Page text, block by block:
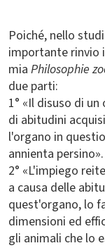
Poiché, nello
importante rinvio
mia Philosophie
due parti:
1° «Il disuso di
di abitudini
l'organo in
annienta persino».
2° «L'impiego
a causa delle
quest'organo, lo
dimensioni ed
gli animali che lo